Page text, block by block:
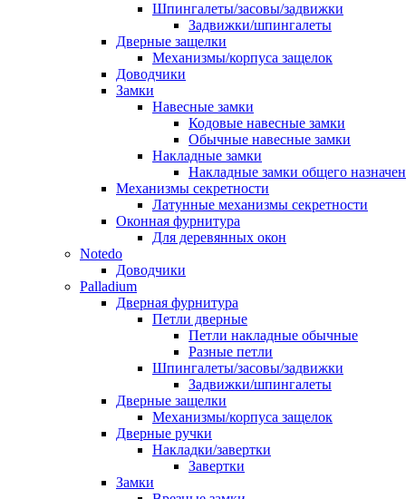
Шпингалеты/засовы/задвижки
Задвижки/шпингалеты
Дверные защелки
Механизмы/корпуса защелок
Доводчики
Замки
Навесные замки
Кодовые навесные замки
Обычные навесные замки
Накладные замки
Накладные замки общего
Механизмы секретности
Латунные механизмы секретности
Оконная фурнитура
Для деревянных окон
Notedo
Доводчики
Palladium
Дверная фурнитура
Петли дверные
Петли накладные обычные
Разные петли
Шпингалеты/засовы/задвижки
Задвижки/шпингалеты
Дверные защелки
Механизмы/корпуса защелок
Дверные ручки
Накладки/завертки
Завертки
Замки